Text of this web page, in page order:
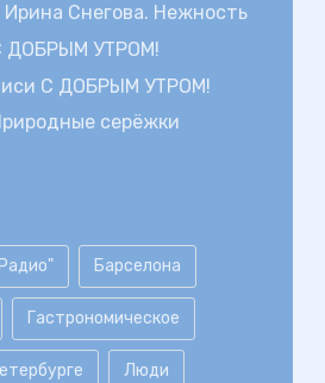
Ирина Снегова. Нежность
ДОБРЫМ УТРОМ!
С ДОБРЫМ УТРОМ!
серёжки
Барселона
Гастрономическое
Люди